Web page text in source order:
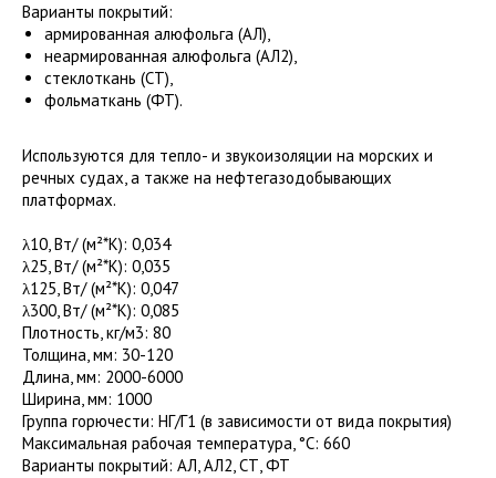
Варианты покрытий:
армированная алюфольга (АЛ),
неармированная алюфольга (АЛ2),
стеклоткань (СТ),
фольматкань (ФТ).
Используются для тепло- и звукоизоляции на морских и
речных судах, а также на нефтегазодобывающих
платформах.
λ10, Вт/ (м²*К): 0,034
λ25, Вт/ (м²*К): 0,035
λ125, Вт/ (м²*К): 0,047
λ300, Вт/ (м²*К): 0,085
Плотность, кг/м3: 80
Толщина, мм: 30-120
Длина, мм: 2000-6000
Ширина, мм: 1000
Группа горючести: НГ/Г1 (в зависимости от вида покрытия)
Максимальная рабочая температура, °C: 660
Варианты покрытий: АЛ, АЛ2, СТ, ФТ